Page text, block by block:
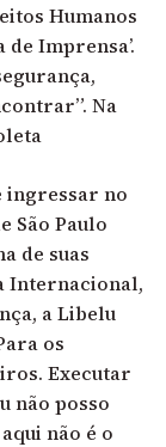
Humanos
Imprensa’.
Na
ingressar no
São Paulo
de suas
Internacional,
a Libelu
os
Executar
não posso
não é o